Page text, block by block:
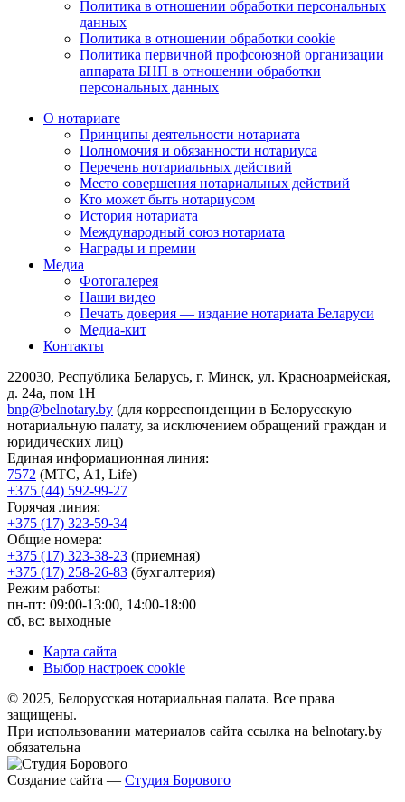
Политика в отношении обработки персональных
данных
Политика в отношении обработки cookie
Политика первичной профсоюзной организации
аппарата БНП в отношении обработки
персональных данных
О нотариате
Принципы деятельности нотариата
Полномочия и обязанности нотариуса
Перечень нотариальных действий
Место совершения нотариальных действий
Кто может быть нотариусом
История нотариата
Международный союз нотариата
Награды и премии
Медиа
Фотогалерея
Наши видео
Печать доверия — издание нотариата Беларуси
Медиа-кит
Контакты
220030, Республика Беларусь, г. Минск, ул. Красноармейская,
д. 24а, пом 1Н
bnp@belnotary.by (для корреспонденции в Белорусскую
нотариальную палату, за исключением обращений граждан и
юридических лиц)
Единая информационная линия:
7572 (МТС, A1, Life)
+375 (44) 592-99-27
Горячая линия:
+375 (17) 323-59-34
Общие номера:
+375 (17) 323-38-23 (приемная)
+375 (17) 258-26-83 (бухгалтерия)
Режим работы:
пн-пт: 09:00-13:00, 14:00-18:00
сб, вс: выходные
Карта сайта
Выбор настроек cookie
© 2025, Белорусская нотариальная палата. Все права
защищены.
При использовании материалов сайта ссылка на belnotary.by
обязательна
Создание сайта — Студия Борового